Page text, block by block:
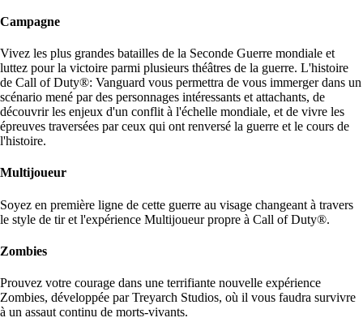
Campagne
Vivez les plus grandes batailles de la Seconde Guerre mondiale et
luttez pour la victoire parmi plusieurs théâtres de la guerre. L'histoire
de Call of Duty®: Vanguard vous permettra de vous immerger dans un
scénario mené par des personnages intéressants et attachants, de
découvrir les enjeux d'un conflit à l'échelle mondiale, et de vivre les
épreuves traversées par ceux qui ont renversé la guerre et le cours de
l'histoire.
Multijoueur
Soyez en première ligne de cette guerre au visage changeant à travers
le style de tir et l'expérience Multijoueur propre à Call of Duty®.
Zombies
Prouvez votre courage dans une terrifiante nouvelle expérience
Zombies, développée par Treyarch Studios, où il vous faudra survivre
à un assaut continu de morts-vivants.